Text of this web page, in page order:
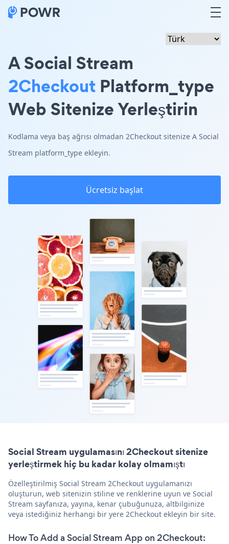
A Social Stream
2Checkout Platform_type
Web Sitenize Yerleştirin
Kodlama veya baş ağrısı olmadan 2Checkout sitenize A Social
Stream platform_type ekleyin.
Ücretsiz başlat
Social Stream uygulamasını 2Checkout sitenize
yerleştirmek hiç bu kadar kolay olmamıştı
Özelleştirilmiş Social Stream 2Checkout uygulamanızı
oluşturun, web sitenizin stiline ve renklerine uyun ve Social
Stream sayfanıza, yayına, kenar çubuğunuza, altbilginize
veya istediğiniz herhangi bir yere 2Checkout ekleyin bir site.
How To Add a Social Stream App on 2Checkout: